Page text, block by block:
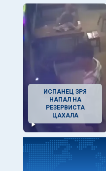
ИСПАНЕЦ ЗРЯ
НАПАЛ НА
РЕЗЕРВИСТА
ЦАХАЛА